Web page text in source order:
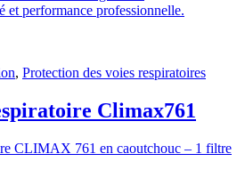
performance professionnelle.
, Protection des voies respiratoires
Climax761